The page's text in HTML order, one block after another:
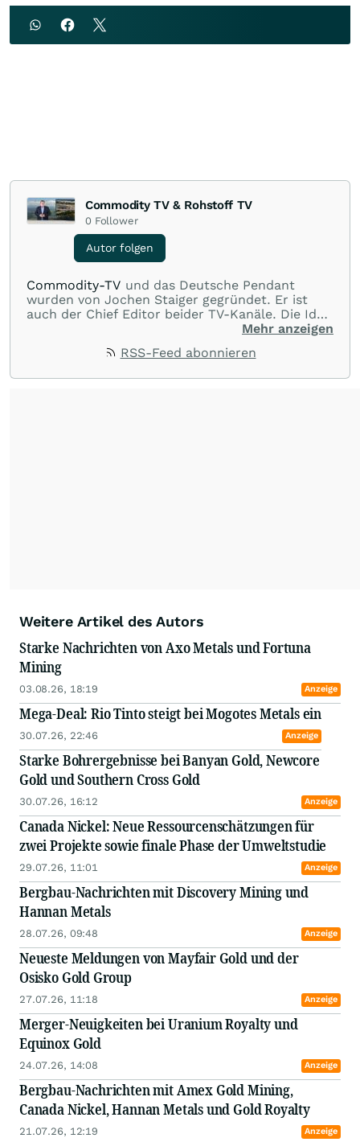
Commodity TV & Rohstoff TV
0 Follower
Autor folgen
Commodity-TV und das Deutsche Pendant
wurden von Jochen Staiger gegründet. Er ist
auch der Chief Editor beider TV-Kanäle. Die Idee
hinter den beiden TV-Kanälen ist, Wissen zu
und dem Management von Minenunternehmen
Mehr anzeigen
RSS-Feed abonnieren
Weitere Artikel des Autors
Starke Nachrichten von Axo Metals und Fortuna
Mining
03.08.26, 18:19 Anzeige
Mega-Deal: Rio Tinto steigt bei Mogotes Metals ein
30.07.26, 22:46 Anzeige
Starke Bohrergebnisse bei Banyan Gold, Newcore
Gold und Southern Cross Gold
30.07.26, 16:12 Anzeige
Canada Nickel: Neue Ressourcenschätzungen für
zwei Projekte sowie finale Phase der Umweltstudie
29.07.26, 11:01 Anzeige
Bergbau-Nachrichten mit Discovery Mining und
Hannan Metals
28.07.26, 09:48 Anzeige
Neueste Meldungen von Mayfair Gold und der
Osisko Gold Group
27.07.26, 11:18 Anzeige
Merger-Neuigkeiten bei Uranium Royalty und
Equinox Gold
24.07.26, 14:08 Anzeige
Bergbau-Nachrichten mit Amex Gold Mining,
Canada Nickel, Hannan Metals und Gold Royalty
21.07.26, 12:19 Anzeige